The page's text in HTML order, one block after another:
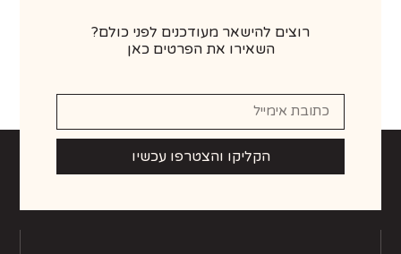
רוצים להישאר מעודכנים לפני כולם?
השאירו את הפרטים כאן
הקליקו והצטרפו עכשיו